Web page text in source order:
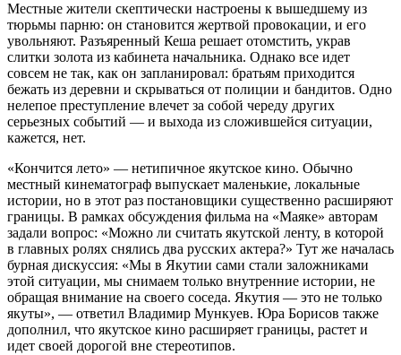
Местные жители скептически настроены к вышедшему из
тюрьмы парню: он становится жертвой провокации, и его
увольняют. Разъяренный Кеша решает отомстить, украв
слитки золота из кабинета начальника. Однако все идет
совсем не так, как он запланировал: братьям приходится
бежать из деревни и скрываться от полиции и бандитов. Одно
нелепое преступление влечет за собой череду других
серьезных событий — и выхода из сложившейся ситуации,
кажется, нет.
«Кончится лето» — нетипичное якутское кино. Обычно
местный кинематограф выпускает маленькие, локальные
истории, но в этот раз постановщики существенно расширяют
границы. В рамках обсуждения фильма на «Маяке» авторам
задали вопрос: «Можно ли считать якутской ленту, в которой
в главных ролях снялись два русских актера?» Тут же началась
бурная дискуссия: «Мы в Якутии сами стали заложниками
этой ситуации, мы снимаем только внутренние истории, не
обращая внимание на своего соседа. Якутия — это не только
якуты», — ответил Владимир Мункуев. Юра Борисов также
дополнил, что якутское кино расширяет границы, растет и
идет своей дорогой вне стереотипов.